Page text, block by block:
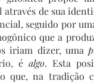
de sua
seguido por
que a
iriam dizer, uma
é algo. Esta
que, na tradição